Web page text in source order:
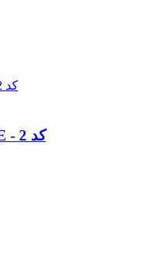
وبینار معارفه دوره آنلاین ACTIVE - کد 2